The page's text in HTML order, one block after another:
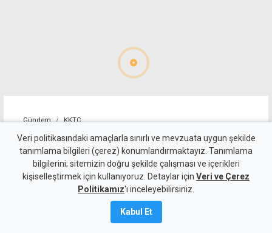
Gündem KKTC
Süpermarketteki saldırının
zanlısı, "mağduru takip
ederek olayı gerçekleştirmiş"
Veri politikasındaki amaçlarla sınırlı ve mevzuata uygun şekilde
tanımlama bilgileri (çerez) konumlandırmaktayız. Tanımlama
bilgilerini; sitemizin doğru şekilde çalışması ve içerikleri
kişiselleştirmek için kullanıyoruz. Detaylar için Veri ve Çerez
Politikamız'ı inceleyebilirsiniz.
Kabul Et